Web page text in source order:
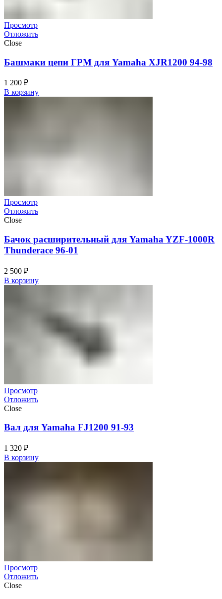
Просмотр
Отложить
Close
Башмаки цепи ГРМ для Yamaha XJR1200 94-98
1 200 ₽
В корзину
Просмотр
Отложить
Close
Бачок расширительный для Yamaha YZF-1000R
Thunderace 96-01
2 500 ₽
В корзину
Просмотр
Отложить
Close
Вал для Yamaha FJ1200 91-93
1 320 ₽
В корзину
Просмотр
Отложить
Close